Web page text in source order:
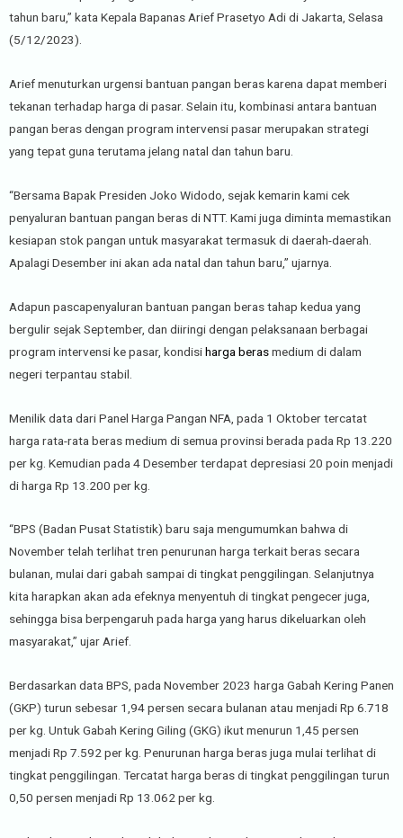
tahun baru,” kata Kepala Bapanas Arief Prasetyo Adi di Jakarta, Selasa
(5/12/2023).
Arief menuturkan urgensi bantuan pangan beras karena dapat memberi
tekanan terhadap harga di pasar. Selain itu, kombinasi antara bantuan
pangan beras dengan program intervensi pasar merupakan strategi
yang tepat guna terutama jelang natal dan tahun baru.
“Bersama Bapak Presiden Joko Widodo, sejak kemarin kami cek
penyaluran bantuan pangan beras di NTT. Kami juga diminta memastikan
kesiapan stok pangan untuk masyarakat termasuk di daerah-daerah.
Apalagi Desember ini akan ada natal dan tahun baru,” ujarnya.
Adapun pascapenyaluran bantuan pangan beras tahap kedua yang
bergulir sejak September, dan diiringi dengan pelaksanaan berbagai
program intervensi ke pasar, kondisiharga berasmedium di dalam
negeri terpantau stabil.
Menilik data dari Panel Harga Pangan NFA, pada 1 Oktober tercatat
harga rata-rata beras medium di semua provinsi berada pada Rp 13.220
per kg. Kemudian pada 4 Desember terdapat depresiasi 20 poin menjadi
di harga Rp 13.200 per kg.
“BPS (Badan Pusat Statistik) baru saja mengumumkan bahwa di
November telah terlihat tren penurunan harga terkait beras secara
bulanan, mulai dari gabah sampai di tingkat penggilingan. Selanjutnya
kita harapkan akan ada efeknya menyentuh di tingkat pengecer juga,
sehingga bisa berpengaruh pada harga yang harus dikeluarkan oleh
masyarakat,” ujar Arief.
Berdasarkan data BPS, pada November 2023 harga Gabah Kering Panen
(GKP) turun sebesar 1,94 persen secara bulanan atau menjadi Rp 6.718
per kg. Untuk Gabah Kering Giling (GKG) ikut menurun 1,45 persen
menjadi Rp 7.592 per kg. Penurunan harga beras juga mulai terlihat di
tingkat penggilingan. Tercatat harga beras di tingkat penggilingan turun
0,50 persen menjadi Rp 13.062 per kg.